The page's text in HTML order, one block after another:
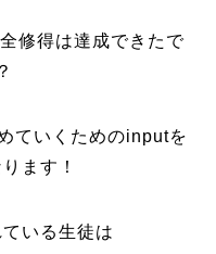
修得は達成できたで
ていくためのinputを
ます！
いる生徒は